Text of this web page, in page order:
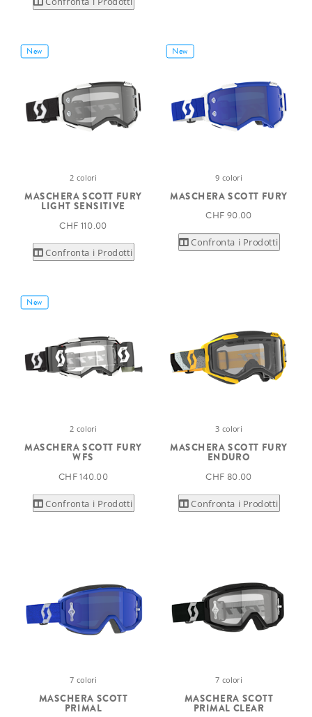
New
2 colori
MASCHERA SCOTT FURY
LIGHT SENSITIVE
CHF 110.00
Confronta i Prodotti
New
9 colori
MASCHERA SCOTT FURY
CHF 90.00
Confronta i Prodotti
New
2 colori
MASCHERA SCOTT FURY
WFS
CHF 140.00
Confronta i Prodotti
3 colori
MASCHERA SCOTT FURY
ENDURO
CHF 80.00
Confronta i Prodotti
7 colori
MASCHERA SCOTT
PRIMAL
7 colori
MASCHERA SCOTT
PRIMAL CLEAR